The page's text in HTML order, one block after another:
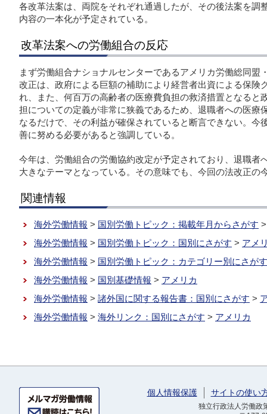
各改革法案は、両院をそれぞれ通過したが、その後法案を調
内容の一本化が予定されている。
改革法案への労働組合の反応
まず労働組合ナショナルセンターであるアメリカ労働総同盟
改正は、政府による巨額の補助により経営者出資による保険
れ、また、何百万の高齢者の医療費負担の救済措置となると
担についての定義が非常に狭義であるため、退職者への医療
なるだけで、その利益が確保されていると断言できない。今
善に努める必要があると強調している。
今年は、労働組合の労働協約改定が予定されており、退職者
大きなテーマとなっている。その意味でも、今回の法改正の
関連情報
海外労働情報 > 国別労働トピック：掲載年月からさがす
海外労働情報 > 国別労働トピック：国別にさがす > アメ
海外労働情報 > 国別労働トピック：カテゴリー別にさがす
海外労働情報 > 国別基礎情報 > アメリカ
海外労働情報 > 諸外国に関する報告書：国別にさがす >
海外労働情報 > 海外リンク：国別にさがす > アメリカ
個人情報保護 サイトの使い
独立行政法人労働